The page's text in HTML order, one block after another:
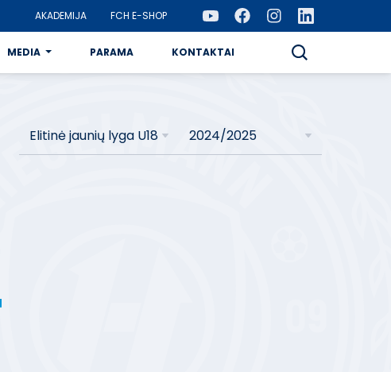
MEDIA PARAMA KONTAKTAI
AKADEMIJA FCH E-SHOP
Elitinė jaunių lyga U18 2024/2025